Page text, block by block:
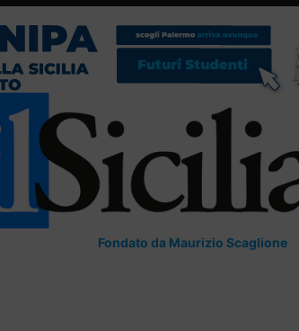
Fondato da Maurizio Scaglione